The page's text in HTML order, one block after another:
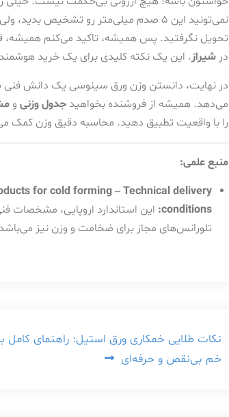
نمی‌تونید این ۵ صدم میلی‌متر رو تشخیص
تحویل نگرفتید. پس همیشه، تاکید می‌کنم همیشه،
در شیراز. این یک نکته کلیدی برای یک خرید
در نهایت، دانستن وزن ورق سینوسی یک دانش فنی
می‌دهد. همیشه از فروشنده بخواهید جدول وزنی و
را با واقعیت تطبیق دهید. محاسبه دقیق وزن کمک
منبع علمی:
for cold forming – Technical delivery
conditions: این استاندارد اروپایی، مشخصات
تلورانس‌های مجاز برای ضخامت و وزن نیز
راهبری
نوشته
نکات طلایی خمکاری ورق استیل: راهنمای کامل
خم بی‌نقص و حرفه‌ای